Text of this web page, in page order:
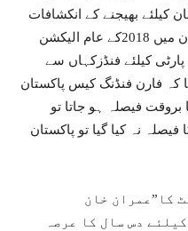
عمران خان کیلئے بھیجنے کے انکشافات
نے سب شک کلیئر کردیئے کہ پاکستان میں 2018کے عام الیکشن
کیلئے فنڈزکہاں سے
کہ فارن فنڈنگ کیس پاکستان
فیصلہ ہو جاتا تو
نہ کیا گیا تو پاکستان
کا”عمران خان
دس سال کا عرصہ